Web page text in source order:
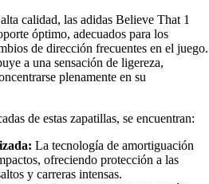
calidad, las adidas Believe That 1
óptimo, adecuados para los
de dirección frecuentes en el juego.
a una sensación de ligereza,
plenamente en su
de estas zapatillas, se encuentran:
La tecnología de amortiguación
ofreciendo protección a las
y carreras intensas.